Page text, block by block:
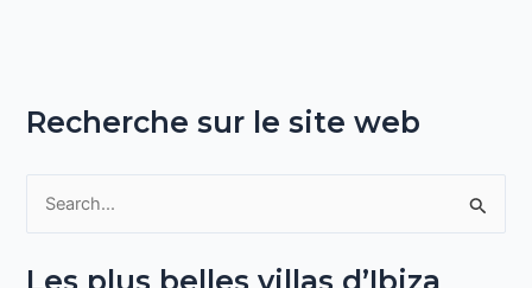
Recherche sur le site web
cLes plus belles villas d’Ibiza